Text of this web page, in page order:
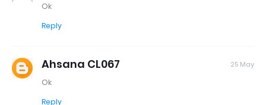
Ok
Reply
Ahsana CL067 25 May
Ok
Reply